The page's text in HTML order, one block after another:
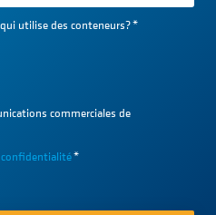
utilise des conteneurs?*
commerciales de
*